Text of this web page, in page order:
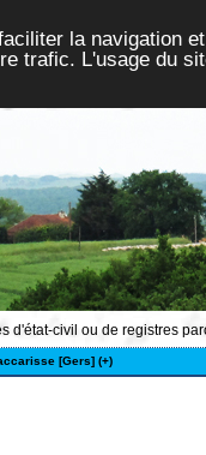
la navigation
trafic. L'usage du
d'état-civil ou de registres
[Gers] (+)